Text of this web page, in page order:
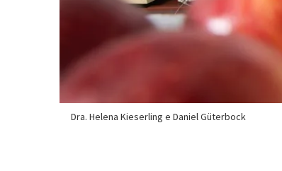
Dra. Helena Kieserling e Daniel Güterbock